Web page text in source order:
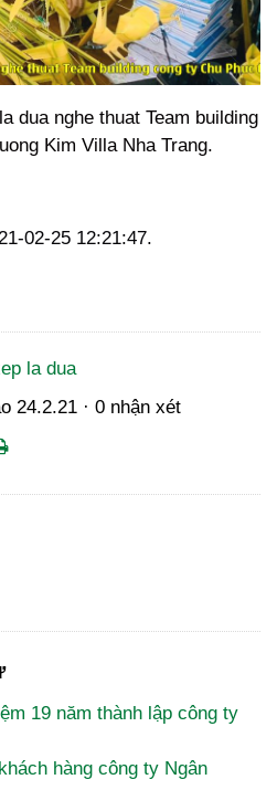
dua nghe thuat Team building
Kim Villa Nha Trang.
02-25 12:21:47.
la dua
24.2.21 · 0 nhận xét
19 năm thành lập công ty
hàng công ty Ngân